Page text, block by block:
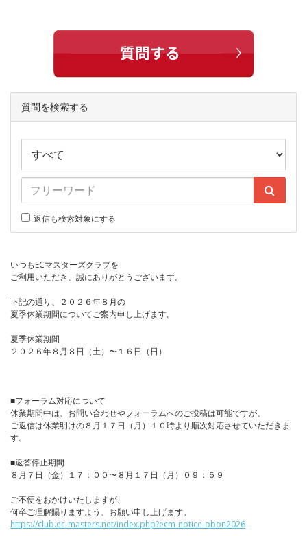
質問を検索する
返信も検索対象にする
いつもECマスターズクラブを
ご利用いただき、誠にありがとうございます。
下記の通り、２０２６年８月の
夏季休業期間についてご案内申し上げます。
夏季休業期間
２０２６年８月８日（土）〜１６日（日）
■フォーラム対応について
休業期間中は、お問い合わせやフォーラムへのご投稿は可能ですが、
ご返信は休業明けの８月１７日（月）１０時より順次対応させていただきま
す。
■返答停止期間
８月７日（金）１７：００〜８月１７日（月）０９：５９
ご不便をおかけいたしますが、
何卒ご理解賜りますよう、お願い申し上げます。
https://club.ec-masters.net/index.php?ecm-notice-obon2026